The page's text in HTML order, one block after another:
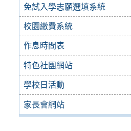
免試入學志願選填系統
校園繳費系統
作息時間表
特色社團網站
學校日活動
家長會網站